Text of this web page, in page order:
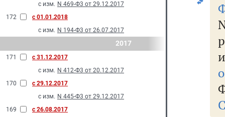
с изм. N 469-Ф3 от 29.12.2017
172
с 01.01.2018
с изм. N 194-Ф3 от 26.07.2017
2017
171
с 31.12.2017
с изм. N 412-Ф3 от 20.12.2017
170
с 29.12.2017
с изм. N 445-Ф3 от 29.12.2017
169
с 26.08.2017